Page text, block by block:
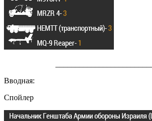
Вводная:
Спойлер